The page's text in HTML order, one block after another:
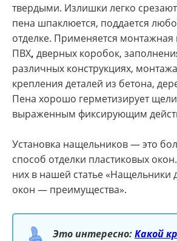
твердыми. Излишки легко
пена шпаклюется, поддается
отделке. Применяется монтажная
ПВХ, дверных коробок,
различных конструкциях,
крепления деталей из бетона,
Пена хорошо герметизирует
выраженным фиксирующим
Установка нащельников — это
способ отделки пластиковых
них в нашей статье «Нащельники
окон — преимущества».
Это интересно:Какой